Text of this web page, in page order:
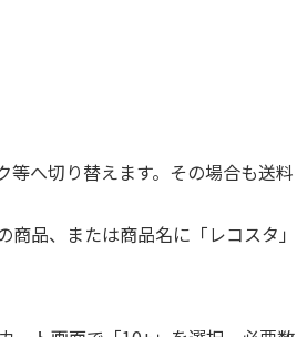
へ切り替えます。その場合も送料
品、または商品名に「レコスタ」